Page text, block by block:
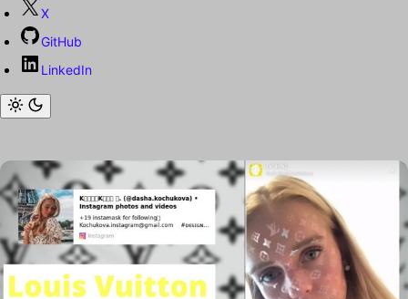
X
GitHub
LinkedIn